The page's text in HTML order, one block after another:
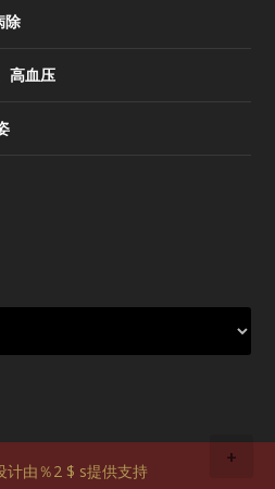
+
除
高血压
由％2 $ s提供支持